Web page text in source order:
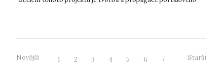
Novější 1 2 3 4 5 6 7 Starší